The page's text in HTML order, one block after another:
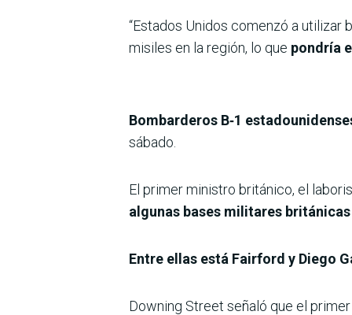
“Estados Unidos comenzó a
misiles en la región, lo que pondría
Bombarderos B‑1
sábado.
El primer ministro británico, el
algunas bases militares británicas
Entre ellas está Fairford y Diego
Downing Street señaló que el